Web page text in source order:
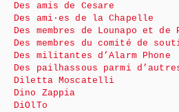
Des amis de Cesare
Des ami·es de la Chapelle
Des membres de Lounapo et
Des membres du comité de
Des militantes d’Alarm Phone
Des pailhassous parmi
Diletta Moscatelli
Dino Zappia
DiOlTo